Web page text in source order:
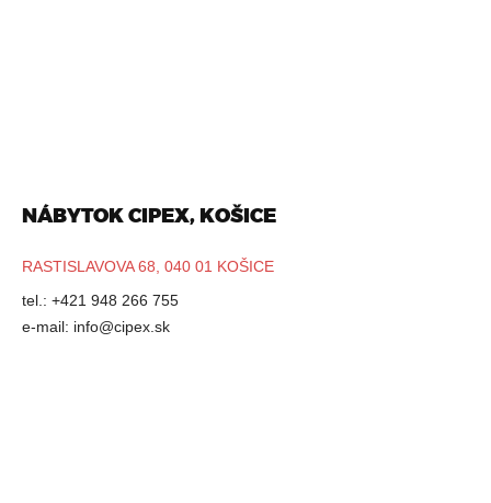
NÁBYTOK CIPEX, KOŠICE
RASTISLAVOVA 68, 040 01 KOŠICE
tel.: +421 948 266 755
e-mail: info@cipex.sk